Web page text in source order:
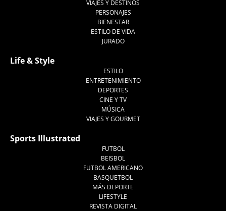
VIAJES Y DESTINOS
PERSONAJES
BIENESTAR
ESTILO DE VIDA
JURADO
Life & Style
ESTILO
ENTRETENIMIENTO
DEPORTES
CINE Y TV
MÚSICA
VIAJES Y GOURMET
Sports Illustrated
FUTBOL
BEISBOL
FUTBOL AMERICANO
BASQUETBOL
MÁS DEPORTE
LIFESTYLE
REVISTA DIGITAL